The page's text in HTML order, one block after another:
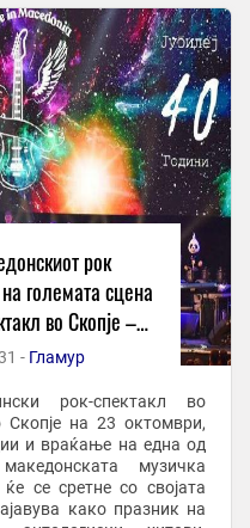
рок
големата сцена
во Скопје –
сите генерации
- Гламур
рок-спектакл во
Скопје на 23 октомври,
и враќање на една од
музичка
се сретне со својата
како празник на